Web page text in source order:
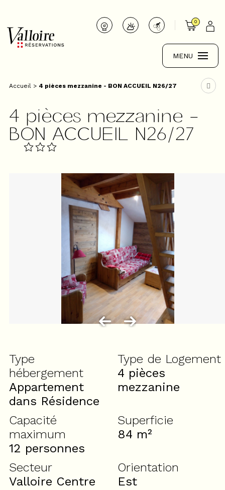
0
MENU
Accueil > 4 pièces mezzanine - BON ACCUEIL N26/27
4 pièces mezzanine -
BON ACCUEIL N26/27
Type
hébergement
Appartement
dans Résidence
Type de Logement
4 pièces
mezzanine
Capacité
maximum
12 personnes
Superficie
84 m²
Secteur
Valloire Centre
Orientation
Est